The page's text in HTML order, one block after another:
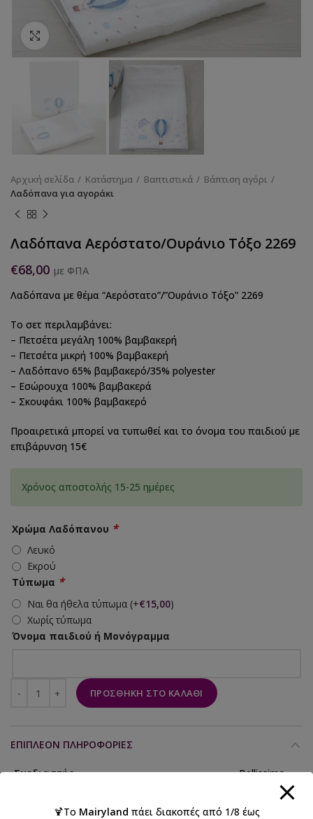
Κάντε κλικ για να μεγεθύνετε
Αρχική σελίδα Κατάστημα Βαπτιστικά
Βάπτιση αγόρι
Λαδόπανα για αγοράκι
Λαδόπανα Αερόστατο/Ουράνιο Τόξο 2269
€68,00 με ΦΠΑ
Λαδόπανα με θέμα “Αερόστατο”/”Ουράνιο Τόξο” 2269
Το σετ περιλαμβάνει:
– Πετσέτα μεγάλη 100% βαμβακερή
– Πετσέτα μικρή 100% βαμβακερή
– Λαδόπανο 65% βαμβακερό/35% polyester
– Εσώρουχα 100% βαμβακερά
– Σκουφάκι 100% βαμβακερό
Προαιρετικά μπορεί να τυπωθεί και το όνομα του παιδιού με
επιβάρυνση 15€
Χρόνος αποστολής 15-25 ημέρες
Χρώμα Λαδόπανου *
Λευκό
Εκρού
Τύπωμα *
Ναι θα ήθελα τύπωμα (+€15,00)
Χωρίς τύπωμα
Όνομα παιδιού ή Μονόγραμμα
ΠΡΟΣΘΉΚΗ ΣΤΟ ΚΑΛΆΘΙ
ΕΠΙΠΛΈΟΝ ΠΛΗΡΟΦΟΡΊΕΣ
Σχεδιαστής
Bellissimo
Αερόστατο, Ουράνιο τόξο
🍹Το Mairyland πάει διακοπές από 1/8 έως